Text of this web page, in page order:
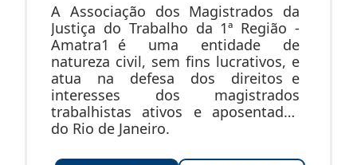
A Associação dos Magistrados da
Justiça do Trabalho da 1ª Região -
Amatra1 é uma entidade de
natureza civil, sem fins lucrativos, e
atua na defesa dos direitos e
interesses dos magistrados
trabalhistas ativos e aposentados
do Rio de Janeiro.